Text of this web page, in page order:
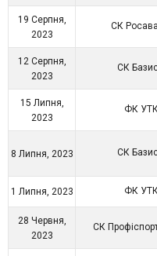
19 Серпня,
2023
СК Росава
12 Серпня,
2023
СК
15 Липня,
2023
ФК
8 Липня, 2023 СК
1 Липня, 2023 ФК
28 Червня,
2023
СК